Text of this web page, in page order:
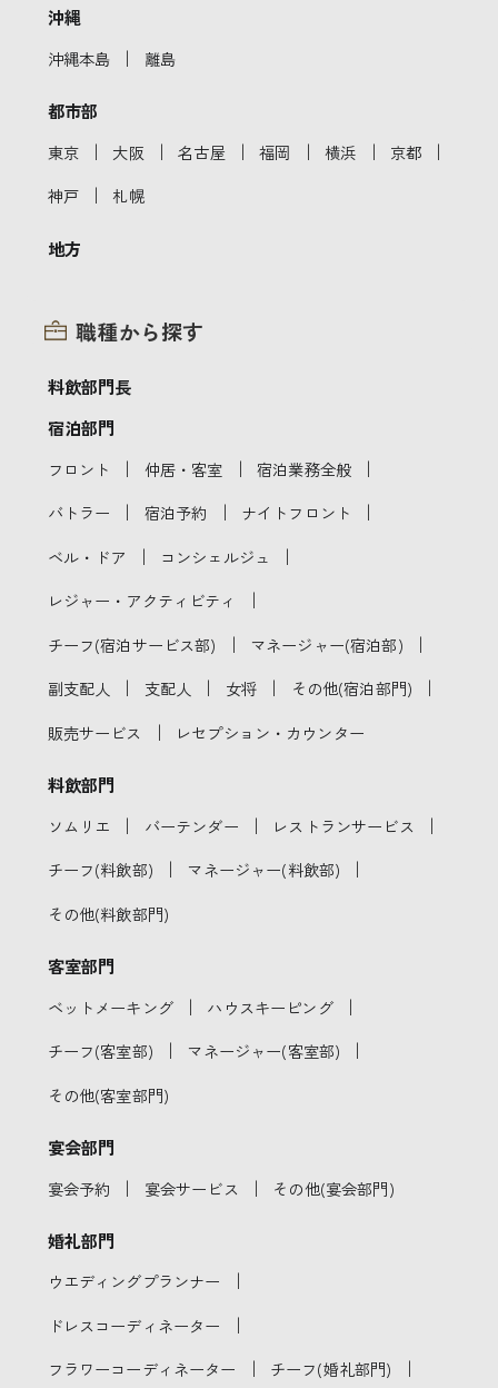
沖縄
沖縄本島 ｜ 離島
都市部
東京 ｜ 大阪 ｜ 名古屋 ｜ 福岡 ｜ 横浜 ｜ 京都 ｜
神戸 ｜ 札幌
地方
職種から探す
料飲部門長
宿泊部門
フロント ｜ 仲居・客室 ｜ 宿泊業務全般 ｜
バトラー ｜ 宿泊予約 ｜ ナイトフロント ｜
ベル・ドア ｜ コンシェルジュ ｜
レジャー・アクティビティ ｜
チーフ(宿泊サービス部) ｜ マネージャー(宿泊部) ｜
副支配人 ｜ 支配人 ｜ 女将 ｜ その他(宿泊部門) ｜
販売サービス ｜ レセプション・カウンター
料飲部門
ソムリエ ｜ バーテンダー ｜ レストランサービス ｜
チーフ(料飲部) ｜ マネージャー(料飲部) ｜
その他(料飲部門)
客室部門
ベットメーキング ｜ ハウスキーピング ｜
チーフ(客室部) ｜ マネージャー(客室部) ｜
その他(客室部門)
宴会部門
宴会予約 ｜ 宴会サービス ｜ その他(宴会部門)
婚礼部門
ウエディングプランナー ｜
ドレスコーディネーター ｜
フラワーコーディネーター ｜ チーフ(婚礼部門) ｜